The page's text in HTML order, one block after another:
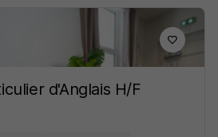
d'Anglais H/F